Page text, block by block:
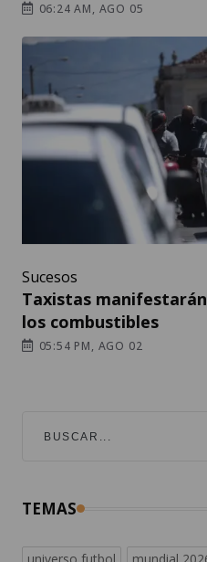
06:24 AM, AGO 05
Sucesos
Taxistas
los combustibles
05:54 PM, AGO 02
TEMAS